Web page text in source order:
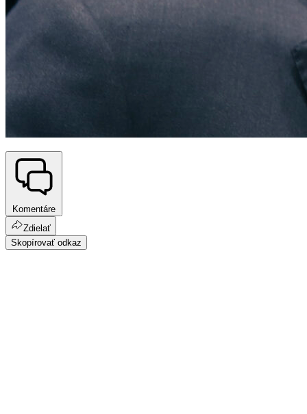
Komentáre
Zdielať
Skopírovať odkaz